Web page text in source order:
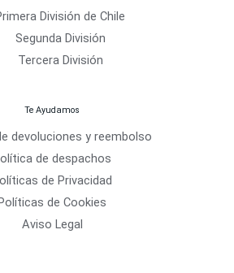
División de Chile
Segunda División
Tercera División
Te Ayudamos
devoluciones y reembolso
de despachos
de Privacidad
Políticas de Cookies
Aviso Legal